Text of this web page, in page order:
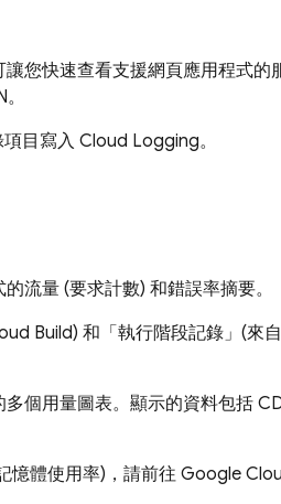
讓您快速查看支援網頁應用程式的
目寫入 Cloud Logging。
流量 (要求計數) 和錯誤率摘要。
Build) 和「執行階段記錄」(來自
個用量圖表。顯示的資料包括
憶體使用率)，請前往Google